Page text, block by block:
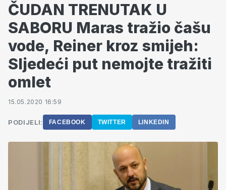
ČUDAN TRENUTAK U
SABORU Maras tražio čašu
vode, Reiner kroz smijeh:
Sljedeći put nemojte tražiti
omlet
15.05.2020 16:59
PODIJELI: FACEBOOK TWITTER LINKEDIN